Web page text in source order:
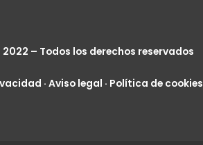
– Todos los derechos reservados
· Aviso legal · Política de cookies